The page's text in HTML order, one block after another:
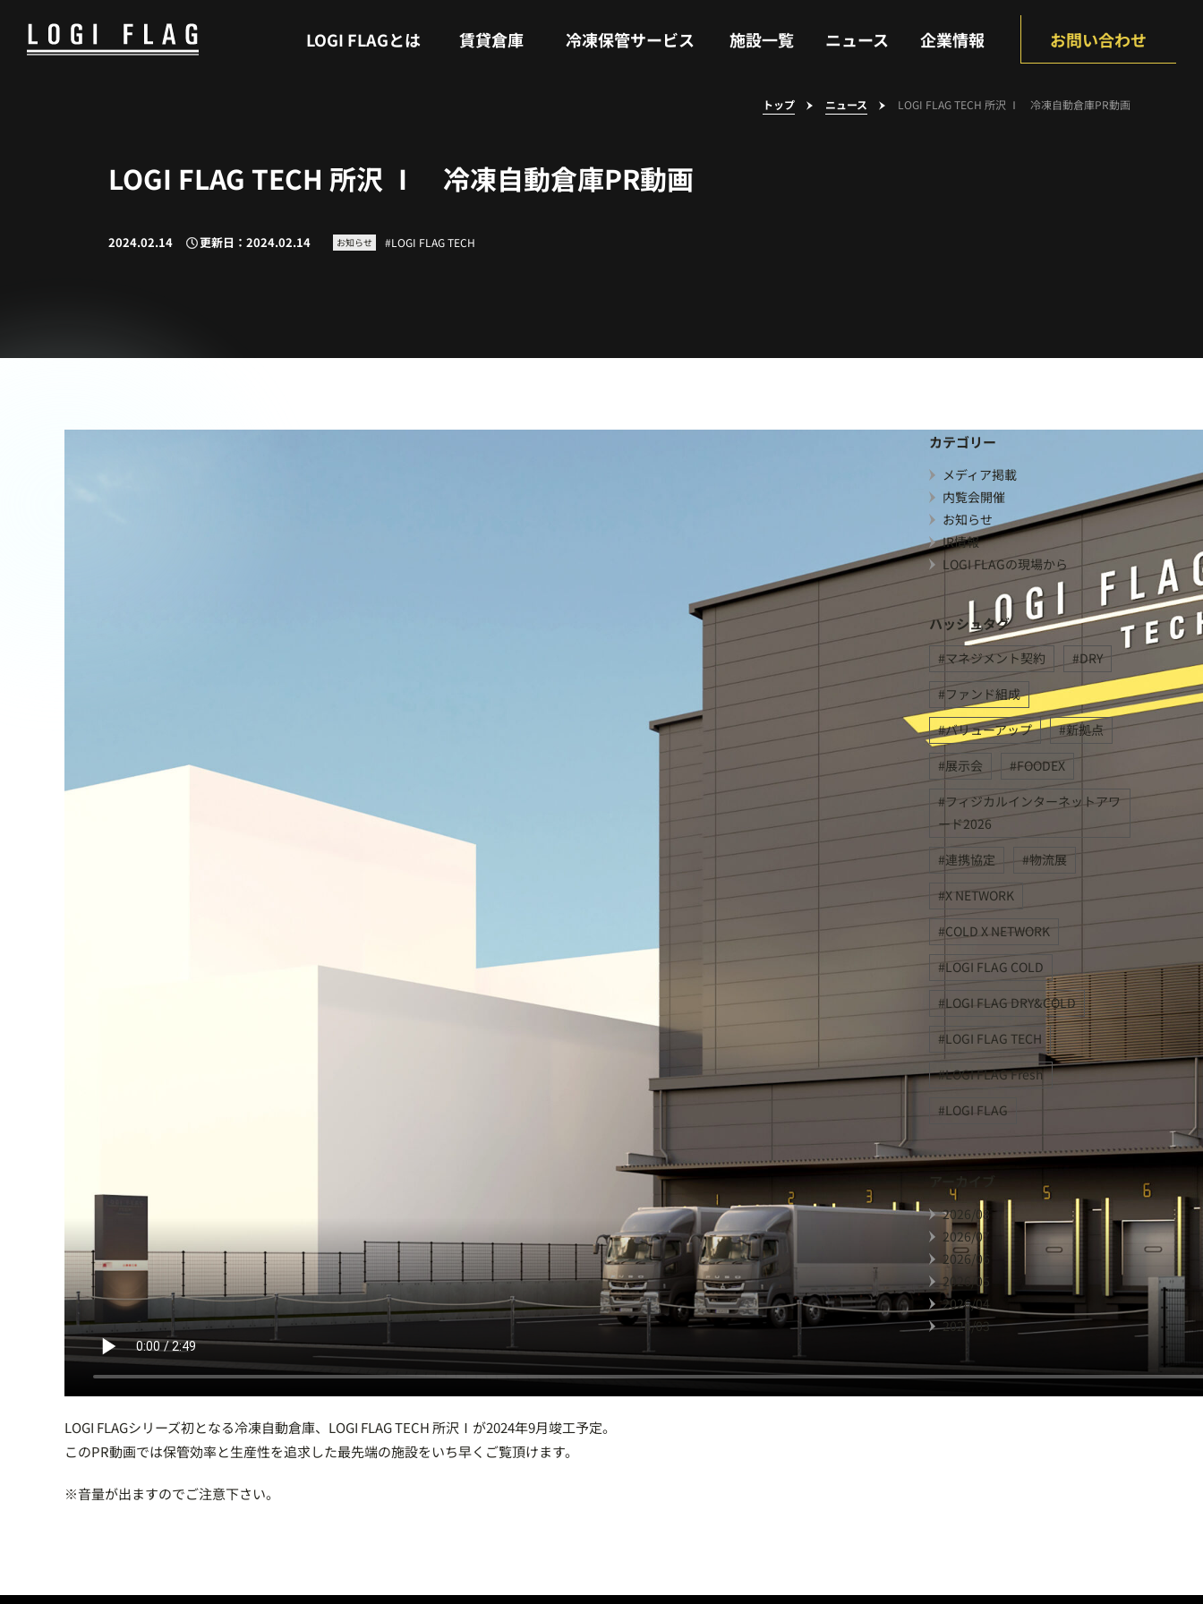
LOGI FLAGとは 賃貸倉庫 冷凍保管サービス 施設一覧 ニュース 企業情報 お問い合わせ
トップ ニュース LOGI FLAG TECH 所沢 Ⅰ 冷凍自動倉庫PR動画
LOGI FLAG TECH 所沢 Ⅰ 冷凍自動倉庫PR動画
2024.02.14 更新日：2024.02.14 お知らせ LOGI FLAG TECH
LOGI FLAGシリーズ初となる冷凍自動倉庫、LOGI FLAG TECH 所沢Ⅰが2024年9月竣工予定。
このPR動画では保管効率と生産性を追求した最先端の施設をいち早くご覧頂けます。
※音量が出ますのでご注意下さい。
カテゴリー
メディア掲載
内覧会開催
お知らせ
IR情報
LOGI FLAGの現場から
ハッシュタグ
マネジメント契約
DRY
ファンド組成
バリューアップ
新拠点
展示会
FOODEX
フィジカルインターネットアワ
ード2026
連携協定
物流展
X NETWORK
COLD X NETWORK
LOGI FLAG COLD
LOGI FLAG DRY&COLD
LOGI FLAG TECH
LOGI FLAG Fresh
LOGI FLAG
アーカイブ
2026/08
2026/07
2026/06
2026/05
2026/04
2026/03